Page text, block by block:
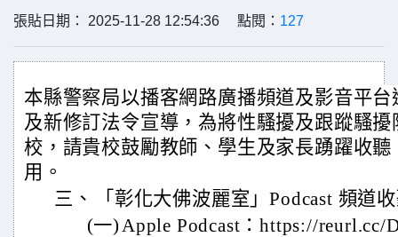
張貼日期： 2025-11-28 12:54:36 點閱： 127
本縣警察局以播客網路廣播頻道及影音平
及新修訂法令宣導，為將性騷擾及跟蹤騷
校，請貴校鼓勵教師、學生及家長踴躍收
用。
三、
「彰化大佛波麗室」Podcast 頻道
(一)Apple Podcast：https://reurl.cc/